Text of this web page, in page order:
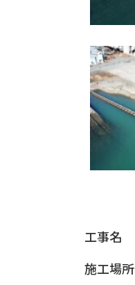
工事名
施工場所